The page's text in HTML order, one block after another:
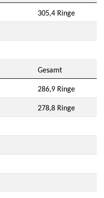
305,4 Ringe
Gesamt
286,9 Ringe
278,8 Ringe